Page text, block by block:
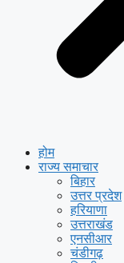
होम
राज्य समाचार
बिहार
उत्तर प्रदेश
हरियाणा
उत्तराखंड
एनसीआर
चंडीगढ़